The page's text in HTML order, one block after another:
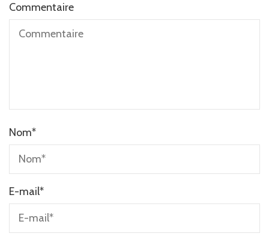
Commentaire
Nom*
E-mail*